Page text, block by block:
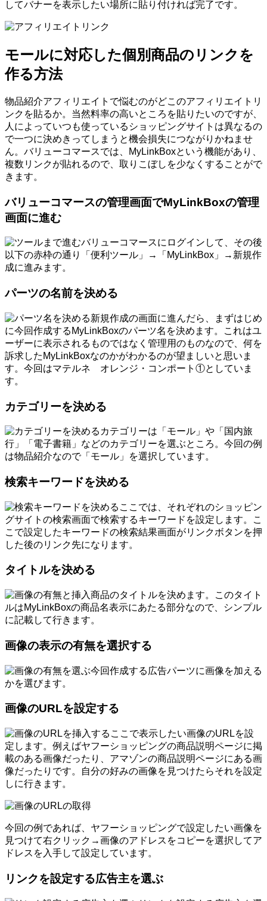
してバナーを表示したい場所に貼り付ければ完了です。
モールに対応した個別商品のリンクを
作る方法
物品紹介アフィリエイトで悩むのがどこのアフィリエイトリ
ンクを貼るか。当然料率の高いところを貼りたいのですが、
人によっていつも使っているショッピングサイトは異なるの
で一つに決めきってしまうと機会損失につながりかねませ
ん。バリューコマースでは、MyLinkBoxという機能があり、
複数リンクが貼れるので、取りこぼしを少なくすることがで
きます。
バリューコマースの管理画面でMyLinkBoxの管理
画面に進む
バリューコマースにログインして、その後
以下の赤枠の通り「便利ツール」→「MyLinkBox」→新規作
成に進みます。
パーツの名前を決める
新規作成の画面に進んだら、まずはじめ
に今回作成するMyLinkBoxのパーツ名を決めます。これはユ
ーザーに表示されるものではなく管理用のものなので、何を
訴求したMyLinkBoxなのかがわかるのが望ましいと思いま
す。今回はマテルネ オレンジ・コンポート①としていま
す。
カテゴリーを決める
カテゴリーは「モール」や「国内旅
行」「電子書籍」などのカテゴリーを選ぶところ。今回の例
は物品紹介なので「モール」を選択しています。
検索キーワードを決める
ここでは、それぞれのショッピン
グサイトの検索画面で検索するキーワードを設定します。こ
こで設定したキーワードの検索結果画面がリンクボタンを押
した後のリンク先になります。
タイトルを決める
商品のタイトルを決めます。このタイト
ルはMyLinkBoxの商品名表示にあたる部分なので、シンプル
に記載して行きます。
画像の表示の有無を選択する
今回作成する広告パーツに画像を加える
かを選びます。
画像のURLを設定する
ここで表示したい画像のURLを設
定します。例えばヤフーショッピングの商品説明ページに掲
載のある画像だったり、アマゾンの商品説明ページにある画
像だったりです。自分の好みの画像を見つけたらそれを設定
しに行きます。
今回の例であれば、ヤフーショッピングで設定したい画像を
見つけて右クリック→画像のアドレスをコピーを選択してア
ドレスを入手して設定しています。
リンクを設定する広告主を選ぶ